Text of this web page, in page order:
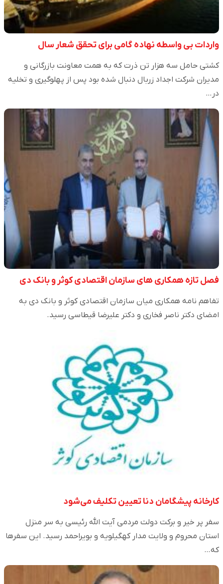
واردات بی واسطه نهاده گامی برای تحقق شعار سال
کشتی حامل سه هزار تن ذرت که به همت معاونت بازرگانی و
مدیران شرکت اجداد زربال دنبال شده بود پس از پهلوگیری و تخلیه
در…
فصل تازه همکاری های سازمان اقتصادی کوثر و بانک دی
تفاهم نامه همکاری میان سازمان اقتصادی کوثر و بانک دی به
امضای دکتر ناصر فخاری و دکتر علیرضا قیطاسی رسید.
کارخانه پیشگامان دنا تعیین تکلیف می‌شود
سفر پر خیر و برکت دولت مردمی آیت الله رئیسی به سر منزل
استان محروم و ولایت مدار کهگیلویه و بویراحمد رسید. این سفرها
که…